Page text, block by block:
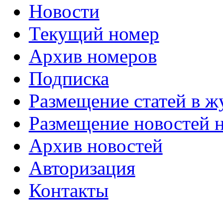
Новости
Текущий номер
Архив номеров
Подписка
Размещение статей в
Размещение новостей
Архив новостей
Авторизация
Контакты